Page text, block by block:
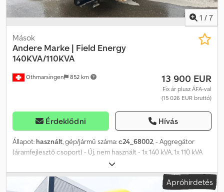
1 / 7
Othmarsingen 852 km
Mások
Andere Marke | Field Energy
140KVA/110KVA
13 900 EUR
Fix ár plusz ÁFA-val
(15 026 EUR bruttó)
Érdeklődni Hívás
Állapot: használt, gép/jármű száma:c24_68002, - Aggregátor
(áramfejlesztő csoport) - Új, nem használt - 1x 140 kVA, 1x 110 kVA
Apróhirdetés